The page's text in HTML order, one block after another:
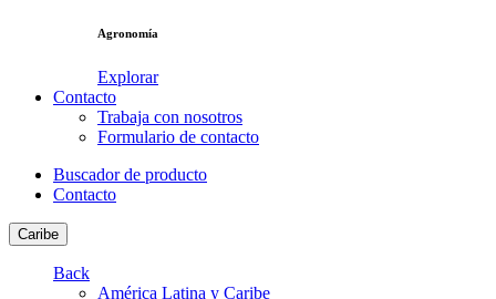
Agronomía
Explorar
Contacto
Trabaja con nosotros
Formulario de contacto
Buscador de producto
Contacto
Caribe
Back
América Latina y Caribe